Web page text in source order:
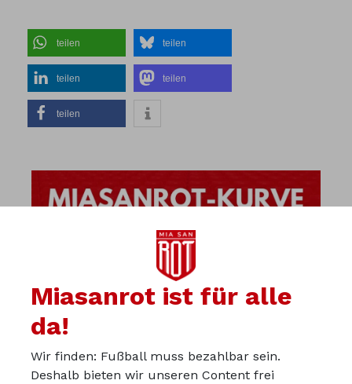
teilen teilen
teilen teilen
teilen
Miasanrot ist für alle
da!
Wir finden: Fußball muss bezahlbar sein.
Deshalb bieten wir unseren Content frei